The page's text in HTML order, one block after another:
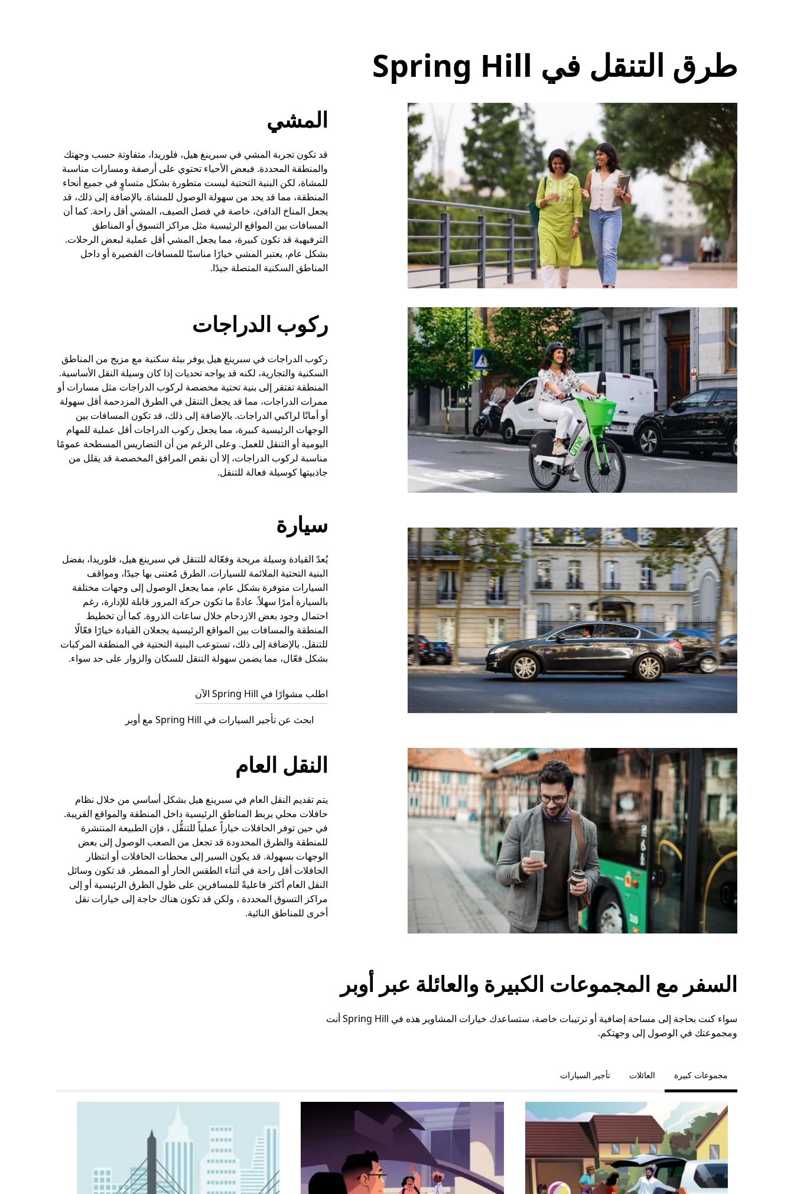
طرق التنقل في Spring Hill
المشي
قد تكون تجربة المشي في سبرينغ هيل، فلوريدا، متفاوتة حسب وجهتك
والمنطقة المحددة. فبعض الأحياء تحتوي على أرصفة ومسارات مناسبة
للمشاة، لكن البنية التحتية ليست متطورة بشكل متساوٍ في جميع أنحاء
المنطقة، مما قد يحد من سهولة الوصول للمشاة. بالإضافة إلى ذلك، قد
يجعل المناخ الدافئ، خاصة في فصل الصيف، المشي أقل راحة. كما أن
المسافات بين المواقع الرئيسية مثل مراكز التسوق أو المناطق
الترفيهية قد تكون كبيرة، مما يجعل المشي أقل عملية لبعض الرحلات.
بشكل عام، يعتبر المشي خيارًا مناسبًا للمسافات القصيرة أو داخل
المناطق السكنية المتصلة جيدًا.
ركوب الدراجات
ركوب الدراجات في سبرينغ هيل يوفر بيئة سكنية مع مزيج من المناطق
السكنية والتجارية، لكنه قد يواجه تحديات إذا كان وسيلة النقل الأساسية.
المنطقة تفتقر إلى بنية تحتية مخصصة لركوب الدراجات مثل مسارات أو
ممرات الدراجات، مما قد يجعل التنقل في الطرق المزدحمة أقل سهولة
أو أمانًا لراكبي الدراجات. بالإضافة إلى ذلك، قد تكون المسافات بين
الوجهات الرئيسية كبيرة، مما يجعل ركوب الدراجات أقل عملية للمهام
اليومية أو التنقل للعمل. وعلى الرغم من أن التضاريس المسطحة عمومًا
مناسبة لركوب الدراجات، إلا أن نقص المرافق المخصصة قد يقلل من
جاذبيتها كوسيلة فعالة للتنقل.
سيارة
يُعدّ القيادة وسيلة مريحة وفعّالة للتنقل في سبرينغ هيل، فلوريدا، بفضل
البنية التحتية الملائمة للسيارات. الطرق مُعتنى بها جيدًا، ومواقف
السيارات متوفرة بشكل عام، مما يجعل الوصول إلى وجهات مختلفة
بالسيارة أمرًا سهلاً. عادةً ما تكون حركة المرور قابلة للإدارة، رغم
احتمال وجود بعض الازدحام خلال ساعات الذروة. كما أن تخطيط
المنطقة والمسافات بين المواقع الرئيسية يجعلان القيادة خيارًا فعّالًا
للتنقل. بالإضافة إلى ذلك، تستوعب البنية التحتية في المنطقة المركبات
بشكل فعّال، مما يضمن سهولة التنقل للسكان والزوار على حد سواء.
اطلب مشوارًا في Spring Hill الآن
ابحث عن تأجير السيارات في Spring Hill مع أوبر
النقل العام
يتم تقديم النقل العام في سبرينغ هيل بشكل أساسي من خلال نظام
حافلات محلي يربط المناطق الرئيسية داخل المنطقة والمواقع القريبة.
في حين توفر الحافلات خياراً عملياً للتنقُّل ، فإن الطبيعة المنتشرة
للمنطقة والطرق المحدودة قد تجعل من الصعب الوصول إلى بعض
الوجهات بسهولة. قد يكون السير إلى محطات الحافلات أو انتظار
الحافلات أقل راحة في أثناء الطقس الحار أو الممطر. قد تكون وسائل
النقل العام أكثر فاعليةً للمسافرين على طول الطرق الرئيسية أو إلى
مراكز التسوق المحددة ، ولكن قد تكون هناك حاجة إلى خيارات نقل
أخرى للمناطق النائية.
السفر مع المجموعات الكبيرة والعائلة عبر أوبر
سواء كنت بحاجة إلى مساحة إضافية أو ترتيبات خاصة، ستساعدك خيارات المشاوير هذه في Spring Hill أنت
ومجموعتك في الوصول إلى وجهتكم.
مجموعات كبيرة العائلات تأجير السيارات